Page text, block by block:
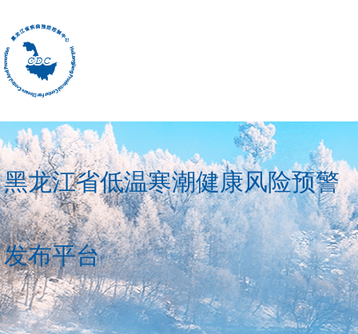
黑龙江省低温寒潮健康风险预警
发布平台